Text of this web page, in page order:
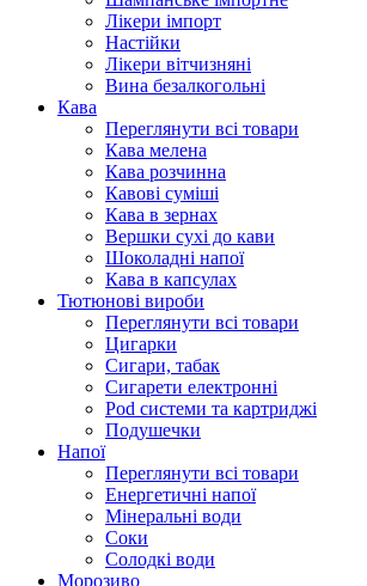
Лікери імпорт
Настійки
Лікери вітчизняні
Вина безалкогольні
Кава
Переглянути всі товари
Кава мелена
Кава розчинна
Кавові суміші
Кава в зернах
Вершки сухі до кави
Шоколадні напої
Кава в капсулах
Тютюнові вироби
Переглянути всі товари
Цигарки
Сигари, табак
Сигарети електронні
Pod системи та картриджі
Подушечки
Напої
Переглянути всі товари
Енергетичні напої
Мінеральні води
Соки
Солодкі води
Морозиво